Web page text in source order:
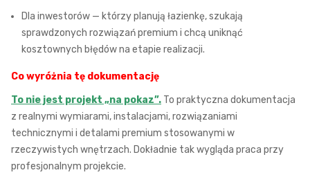
Dla inwestorów — którzy planują łazienkę, szukają
sprawdzonych rozwiązań premium i chcą uniknąć
kosztownych błędów na etapie realizacji.
Co wyróżnia tę dokumentację
To nie jest projekt „na pokaz”. To praktyczna dokumentacja
z realnymi wymiarami, instalacjami, rozwiązaniami
technicznymi i detalami premium stosowanymi w
rzeczywistych wnętrzach. Dokładnie tak wygląda praca przy
profesjonalnym projekcie.